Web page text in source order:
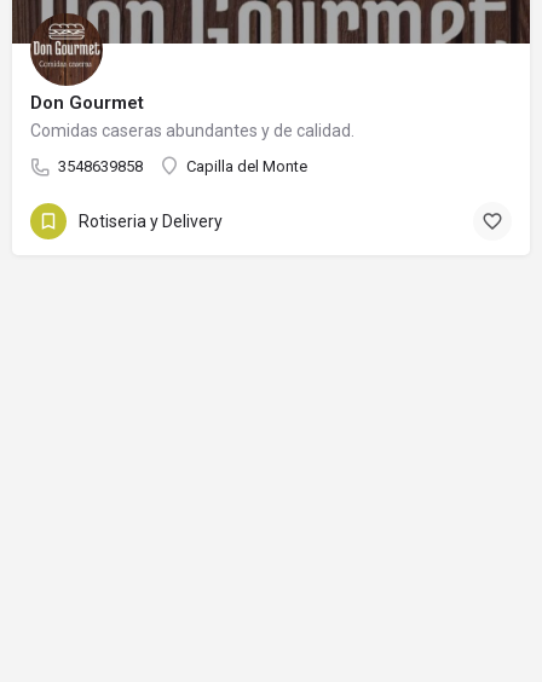
Don Gourmet
Comidas caseras abundantes y de calidad.
3548639858 Capilla del Monte
Rotiseria y Delivery